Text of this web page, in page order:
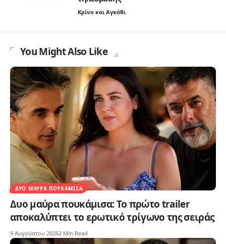
Κρίνο και Αγκάθι
You Might Also Like
ΔΥΟ ΜΑΎΡΑ ΠΟΥΚΆΜΙΣΑ
Δυο μαύρα πουκάμισα: Το πρώτο trailer
αποκαλύπτει το ερωτικό τρίγωνο της σειράς
9 Αυγούστου 20262 Min Read